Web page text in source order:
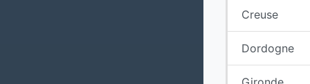
Creuse
Dordogne